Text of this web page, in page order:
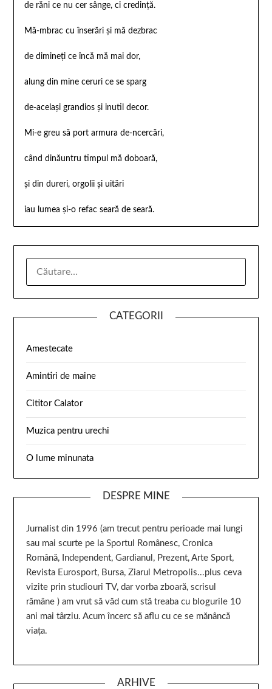
de răni ce nu cer sânge, ci credință.
Mă-mbrac cu înserări și mă dezbrac
de dimineți ce încă mă mai dor,
alung din mine ceruri ce se sparg
de-același grandios și inutil decor.
Mi-e greu să port armura de-ncercări,
când dinăuntru timpul mă doboară,
și din dureri, orgolii și uitări
iau lumea și-o refac seară de seară.
CATEGORII
Amestecate
Amintiri de maine
Cititor Calator
Muzica pentru urechi
O lume minunata
DESPRE MINE
Jurnalist din 1996 (am trecut pentru perioade mai lungi
sau mai scurte pe la Sportul Românesc, Cronica
Română, Independent, Gardianul, Prezent, Arte Sport,
Revista Eurosport, Bursa, Ziarul Metropolis...plus ceva
vizite prin studiouri TV, dar vorba zboară, scrisul
rămâne ) am vrut să văd cum stă treaba cu blogurile 10
ani mai târziu. Acum încerc să aflu cu ce se mănâncă
viața.
ARHIVE